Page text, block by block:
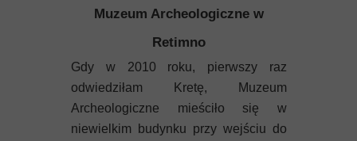
Muzeum Archeologiczne w
Retimno
Gdy w 2010 roku, pierwszy raz
odwiedziłam Kretę, Muzeum
Archeologiczne mieściło się w
niewielkim budynku przy wejściu do